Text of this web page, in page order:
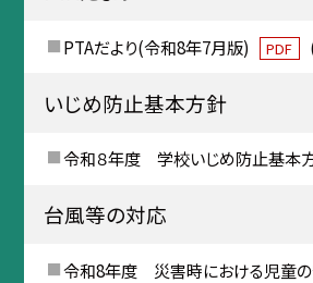
PTAだより(令和8年7月版) PDF
いじめ防止基本方針
令和８年度 学校いじめ防止基本
台風等の対応
令和8年度 災害時における児童